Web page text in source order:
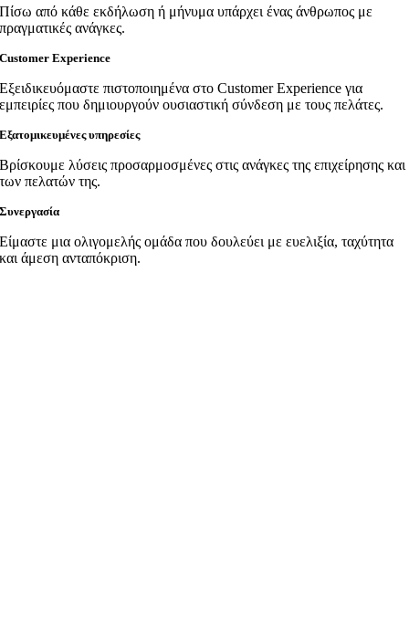
Πίσω από κάθε εκδήλωση ή μήνυμα υπάρχει ένας άνθρωπος με
πραγματικές ανάγκες.
Customer Experience
Εξειδικευόμαστε πιστοποιημένα στο Customer Experience για
εμπειρίες που δημιουργούν ουσιαστική σύνδεση με τους πελάτες.
Εξατομικευμένες υπηρεσίες
Βρίσκουμε λύσεις προσαρμοσμένες στις ανάγκες της επιχείρησης και
των πελατών της.
Συνεργασία
Είμαστε μια ολιγομελής ομάδα που δουλεύει με ευελιξία, ταχύτητα
και άμεση ανταπόκριση.